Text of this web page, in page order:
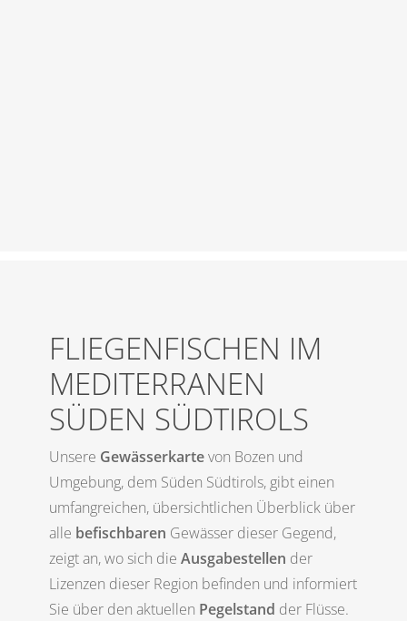
FLIEGENFISCHEN IM
MEDITERRANEN
SÜDEN SÜDTIROLS
Unsere Gewässerkartevon Bozen und
Umgebung, dem Süden Südtirols, gibt einen
umfangreichen, übersichtlichen Überblick über
alle befischbaren Gewässer dieser Gegend,
zeigt an, wo sich die Ausgabestellen der
Lizenzen dieser Region befinden und informiert
Sie über den aktuellen Pegelstand der Flüsse.